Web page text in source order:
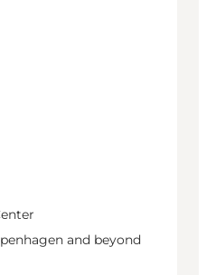
and beyond